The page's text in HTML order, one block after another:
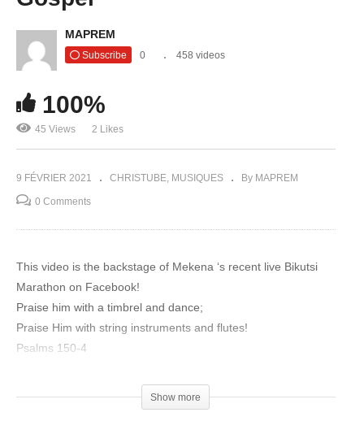
MAPREM
Subscribe 0 458 videos
100%
45 Views 2 Likes
9 FÉVRIER 2021 CHRISTUBE MUSIQUES By MAPREM
0 Comments
This video is the backstage of Mekena ‘s recent live Bikutsi
Marathon on Facebook!
Praise him with a timbrel and dance;
Praise Him with string instruments and flutes!
Psalms 150-4
Thanks for commenting and subscribing to the page!
Show more